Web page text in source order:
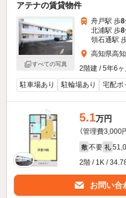
アテナの賃貸物件
すべての写真
舟戸駅 歩8
北浦駅 歩8
領石通駅
高知県高
2階建 / 5年6ヶ
駐車場あり
駐輪場あり 宅配ボ
5.1万円
（管理費3,000
敷 不要 礼
2階 / 1K /
お問い合